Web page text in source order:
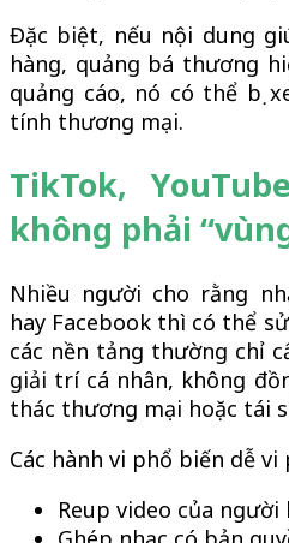
Đặc biệt, nếu nội dung
hàng, quảng bá thương
quảng cáo, nó có thể bị
tính thương mại.
TikTok,
không phải
Nhiều người cho rằng
hay Facebook thì có thể
các nền tảng thường chỉ
giải trí cá nhân, không
thác thương mại hoặc tái
Các hành vi phổ biến dễ vi
Reup video của người